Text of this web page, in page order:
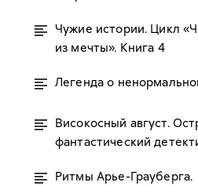
Чужие истории. Цикл
из мечты». Книга 4
Легенда о
Високосный август.
фантастический
Ритмы Арье-Грауберга.